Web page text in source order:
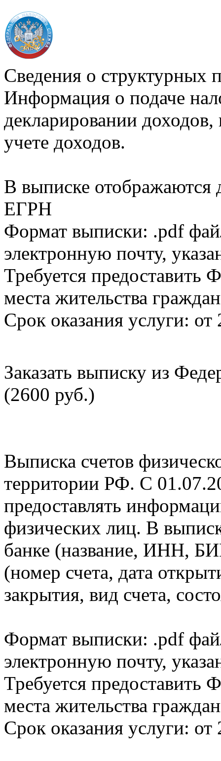
Сведения о структурных
Информация о подаче
декларировании доходов,
учете доходов.
В выписке
ЕГРН
Формат выписки: .pdf
электронную почту,
Требуется
места жительства
Срок оказания услуги: от
Заказать выписку из
(2600 руб.)
Выписка счетов
территории РФ. С
предоставлять
физических лиц. В
банке (название, ИНН,
(номер счета, дата
закрытия, вид счета,
Формат выписки: .pdf
электронную почту,
Требуется
места жительства
Срок оказания услуги: от